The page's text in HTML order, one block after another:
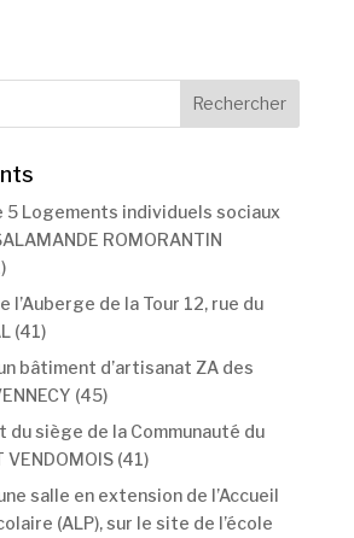
Logements individuels sociaux
ROMORANTIN
l’Auberge de la Tour 12, rue du
(41)
bâtiment d’artisanat ZA des
(45)
du siège de la Communauté du
VENDOMOIS (41)
salle en extension de l’Accueil
(ALP), sur le site de l’école